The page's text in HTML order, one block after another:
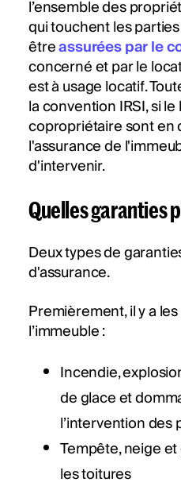
l’ensemble des
qui touchent les
êtreassurées par le
concerné et par le
est à usage locatif.
la convention IRSI, si
copropriétaire sont en
l'assurance de
d'intervenir.
Quelles garanties
Deux types de
d'assurance.
Premièrement, il y a
l’immeuble :
Incendie,
de glace et
l’intervention des
Tempête, neige
les toitures